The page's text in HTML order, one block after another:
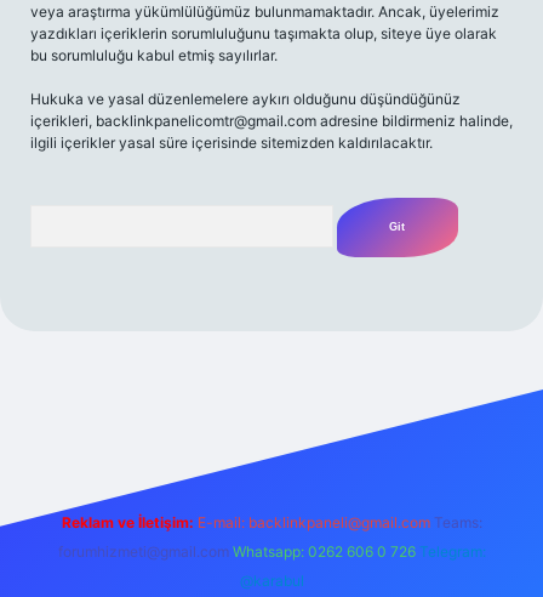
veya araştırma yükümlülüğümüz bulunmamaktadır. Ancak, üyelerimiz
yazdıkları içeriklerin sorumluluğunu taşımakta olup, siteye üye olarak
bu sorumluluğu kabul etmiş sayılırlar.
Hukuka ve yasal düzenlemelere aykırı olduğunu düşündüğünüz
içerikleri, backlinkpanelicomtr@gmail.com adresine bildirmeniz halinde,
ilgili içerikler yasal süre içerisinde sitemizden kaldırılacaktır.
Reklam ve İletişim: E-mail: backlinkpaneli@gmail.com Teams:
forumhizmeti@gmail.com Whatsapp: 0262 606 0 726 Telegram:
@karabul